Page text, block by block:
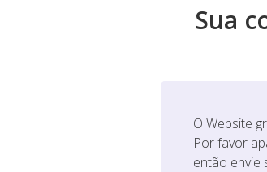
Sua
O Website
Por favor
então envie